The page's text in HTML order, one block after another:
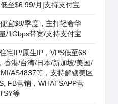
至$6.99/月|支持支付宝
宜$8/季度，主打轻奢华
/1Gbps带宽/支持支付宝
住宅IP/原生IP，VPS低至68
香港/台湾/日本/新加坡/美国/
AS4837等，支持解锁美区
FB营销，WHATSAPP营
等